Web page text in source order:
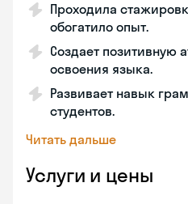
Проходила
обогатило опыт.
Создает позитивную
освоения языка.
Развивает навык
студентов.
Читать дальше
Услуги и цены